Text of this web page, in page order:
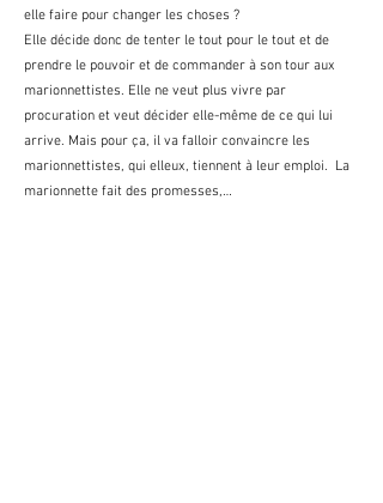
elle faire pour changer les choses ?
​Elle décide donc de tenter le tout pour le tout et de
prendre le pouvoir et de commander à son tour aux
marionnettistes. Elle ne veut plus vivre par
procuration et veut décider elle-même de ce qui lui
arrive. Mais pour ça, il va falloir convaincre les
marionnettistes, qui elleux, tiennent à leur emploi.  La
marionnette fait des promesses,…